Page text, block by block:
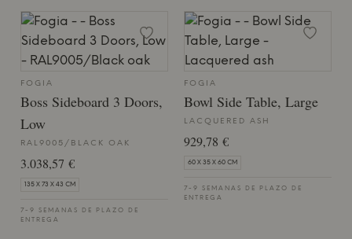
FOGIA
Boss Sideboard 3 Doors,
Low
RAL9005/BLACK OAK
3.038,57 €
135 X 73 X 43 CM
7-9 SEMANAS DE PLAZO DE
ENTREGA
FOGIA
Bowl Side Table, Large
LACQUERED ASH
929,78 €
60 X 35 X 60 CM
7-9 SEMANAS DE PLAZO DE
ENTREGA